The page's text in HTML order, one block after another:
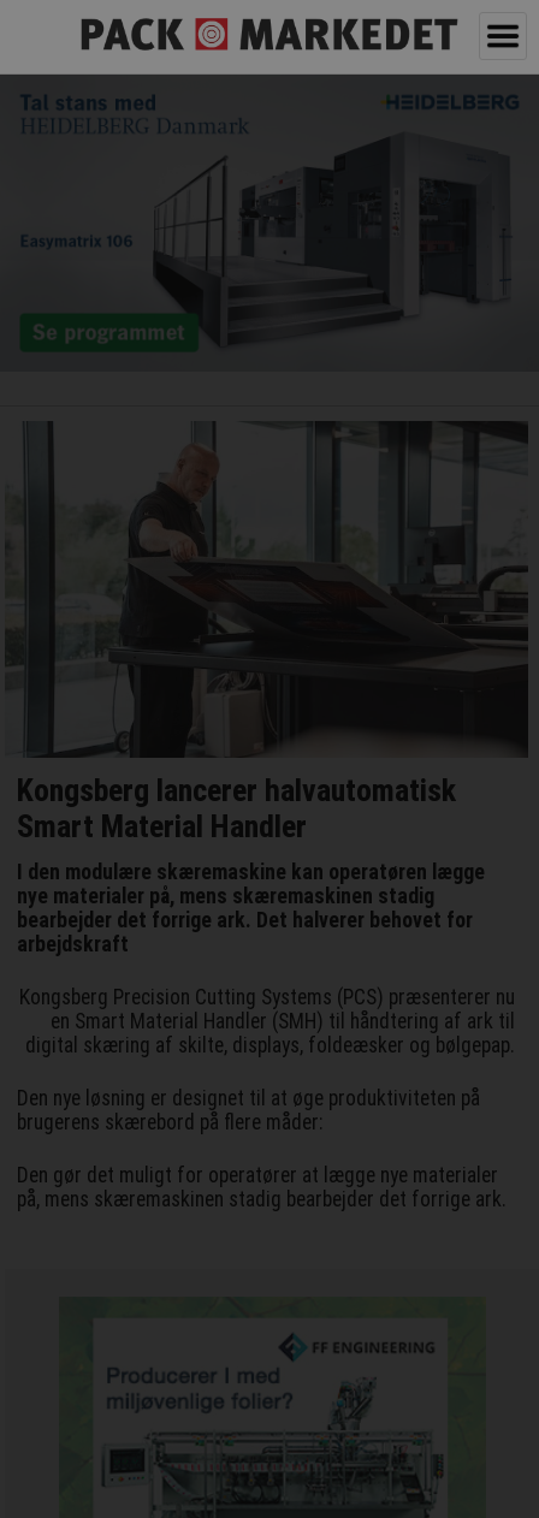
Kongsberg lancerer halvautomatisk
Smart Material Handler
I den modulære skæremaskine kan operatøren lægge
nye materialer på, mens skæremaskinen stadig
bearbejder det forrige ark. Det halverer behovet for
arbejdskraft
Kongsberg Precision Cutting Systems (PCS) præsenterer nu
en Smart Material Handler (SMH) til håndtering af ark til
digital skæring af skilte, displays, foldeæsker og bølgepap.
Den nye løsning er designet til at øge produktiviteten på
brugerens skærebord på flere måder:
Den gør det muligt for operatører at lægge nye materialer
på, mens skæremaskinen stadig bearbejder det forrige ark.